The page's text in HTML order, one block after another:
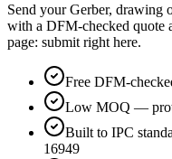
Send your Gerber, drawing
with a DFM-checked quote
page: submit right here.
Free DFM-
Low MOQ —
Built to IPC
16949